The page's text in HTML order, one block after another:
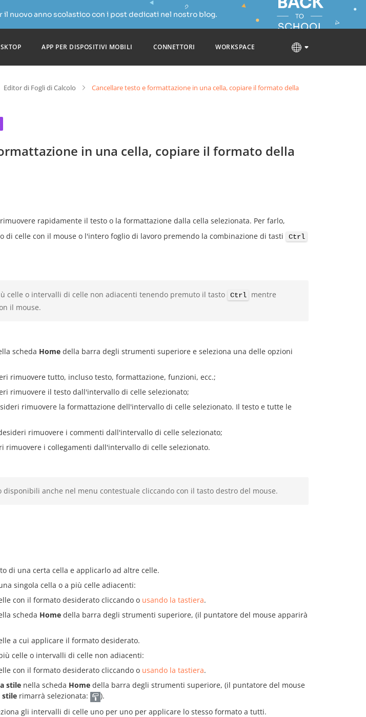
il nuovo anno scolastico con i post dedicati nel nostro blog.
APP PER DISPOSITIVI MOBILI CONNETTORI WORKSPACE
Editor di Fogli di Calcolo
Cancellare testo e formattazione in una cella, copiare il formato della
in una cella, copiare il formato della
rapidamente il testo o la formattazione dalla cella selezionata. Per farlo,
di celle con il mouse o l'intero foglio di lavoro premendo la combinazione di tasti
Ctrl
celle o intervalli di celle non adiacenti tenendo premuto il tasto Ctrl
mentre
il mouse.
scheda Home della barra degli strumenti superiore e seleziona una delle opzioni
rimuovere tutto, incluso testo, formattazione, funzioni, ecc.;
rimuovere il testo dall'intervallo di celle selezionato;
rimuovere la formattazione dell'intervallo di celle selezionato. Il testo e tutte le
rimuovere i commenti dall'intervallo di celle selezionato;
rimuovere i collegamenti dall'intervallo di celle selezionato.
disponibili anche nel menu contestuale cliccando con il tasto destro del mouse.
di una certa cella e applicarlo ad altre celle.
singola cella o a più celle adiacenti:
con il formato desiderato cliccando o usando la tastiera.
scheda Home della barra degli strumenti superiore, (il puntatore del mouse apparirà
a cui applicare il formato desiderato.
celle o intervalli di celle non adiacenti:
con il formato desiderato cliccando o usando la tastiera.
stile nella scheda Home della barra degli strumenti superiore, (il puntatore del mouse
stile rimarrà selezionata:
).
gli intervalli di celle uno per uno per applicare lo stesso formato a tutti.